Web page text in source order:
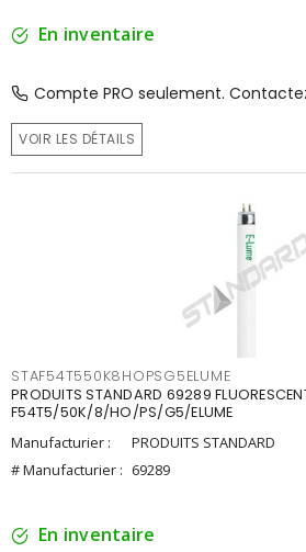
En inventaire
Compte PRO seulement.
VOIR LES DÉTAILS
STAF54T550K8HOPSG5ELUME
PRODUITS STANDARD 69289
F54T5/50K/8/HO/PS/G5/ELUME
Manufacturier :
PRODUITS STANDARD
# Manufacturier : 69289
En inventaire